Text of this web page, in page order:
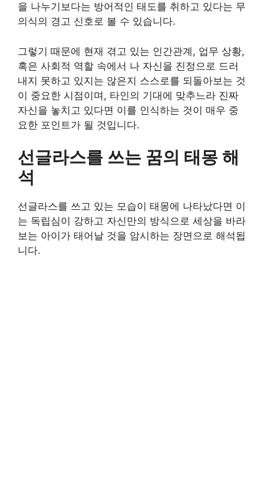
을 나누기보다는 방어적인 태도를 취하고 있다는 무
의식의 경고 신호로 볼 수 있습니다.
그렇기 때문에 현재 겪고 있는 인간관계, 업무 상황,
혹은 사회적 역할 속에서 나 자신을 진정으로 드러
내지 못하고 있지는 않은지 스스로를 되돌아보는 것
이 중요한 시점이며, 타인의 기대에 맞추느라 진짜
자신을 놓치고 있다면 이를 인식하는 것이 매우 중
요한 포인트가 될 것입니다.
선글라스를 쓰는 꿈의 태몽 해
석
선글라스를 쓰고 있는 모습이 태몽에 나타났다면 이
는 독립심이 강하고 자신만의 방식으로 세상을 바라
보는 아이가 태어날 것을 암시하는 장면으로 해석됩
니다.